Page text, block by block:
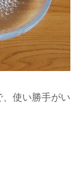
使い勝手がい